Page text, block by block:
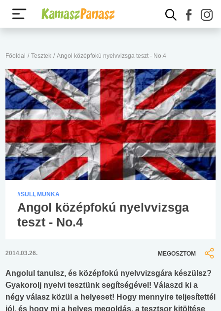
Főoldal / Tesztek / Angol középfokú nyelvvizsga teszt - No.4
#SULI, MUNKA
Angol középfokú nyelvvizsga
teszt - No.4
2014.03.26. MEGOSZTOM
Angolul tanulsz, és középfokú nyelvvizsgára készülsz?
Gyakorolj nyelvi tesztünk segítségével! Válaszd ki a
négy válasz közül a helyeset! Hogy mennyire teljesítettél
jól, és hogy mi a helyes megoldás, a tesztsor kitöltése